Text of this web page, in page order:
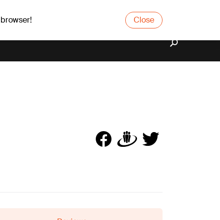
Close